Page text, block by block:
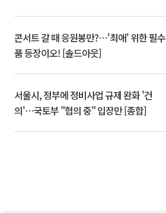
콘서트 갈 때 응원봉만?⋯'최애' 위한 필수
품 등장이오! [솔드아웃]
서울시, 정부에 정비사업 규제 완화 '건
의'⋯국토부 "협의 중" 입장만 [종합]